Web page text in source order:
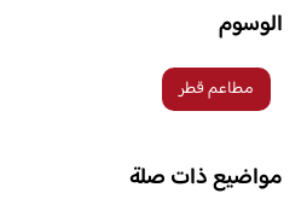
الوسوم
مطاعم قطر
مواضيع ذات صلة